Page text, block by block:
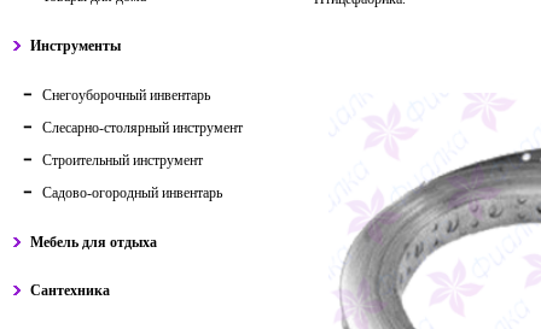
Инструменты
Снегоуборочный инвентарь
Слесарно-столярный инструмент
Строительный инструмент
Садово-огородный инвентарь
Мебель для отдыха
Сантехника